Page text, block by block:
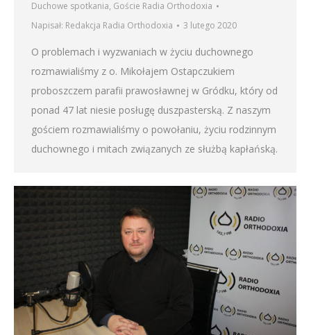
Duchowe spotkania, Goście Radia Orthodoxia
Napisał: Redakcja Radia Orthodoxia 3 lutego 2020
O problemach i wyzwaniach w życiu duchownego
rozmawialiśmy z o. Mikołajem Ostapczukiem
proboszczem parafii prawosławnej w Gródku, który od
ponad 47 lat niesie posługę duszpasterską. Z naszym
gościem rozmawialiśmy o powołaniu, życiu rodzinnym
duchownego i mitach związanych ze służbą kapłańską.